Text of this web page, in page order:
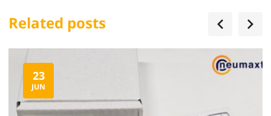
Related posts
23
JUN